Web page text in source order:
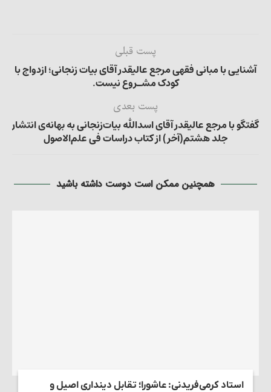
پست قبلی
آشنایی با مبانی فقهی مرجع عالیقدر آقای بیات زنجانی؛ ازدواج با
کودک مشـروع نیست.
پست بعدی
گفتگو با مرجع عالیقدر آقای اسدالله بیات‌زنجانی به بهانه‌ی انتشار
جلد هشتم(آخر) از کتاب دراسات فی علم‌الاصول
همچنین ممکن است دوست داشته باشید
استاد کرمی‌فریدنی: عاشورا؛ تقابل دینداری اصیل و